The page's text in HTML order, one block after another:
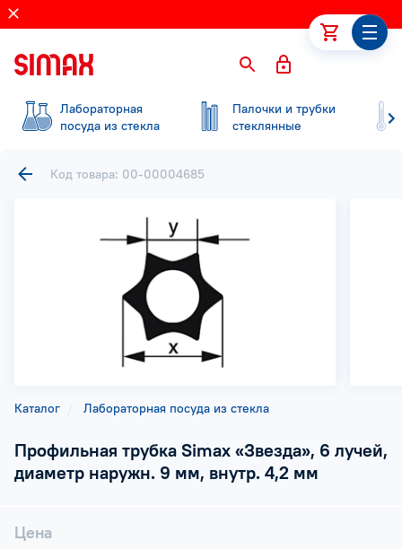
Лабораторная
посуда из стекла
Палочки и трубки
стеклянные
Каталог Лабораторная посуда из стекла
Профильная трубка Simax «Звезда», 6 лучей,
диаметр наружн. 9 мм, внутр. 4,2 мм
Цена
Код товара: 00-00004685